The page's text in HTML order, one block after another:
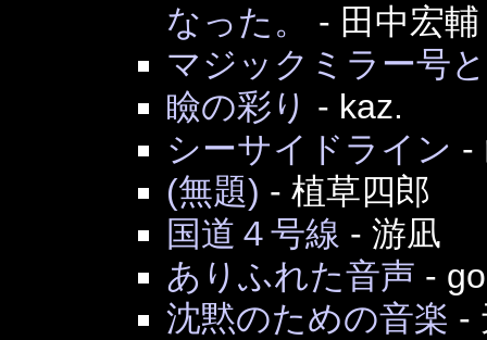
なった。
- 田中宏輔
マジックミラー号
瞼の彩り - kaz.
シーサイドライン -
(無題) - 植草四郎
国道４号線 - 游凪
ありふれた音声 -
沈黙のための音楽 -